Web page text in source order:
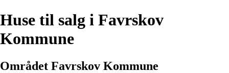
Huse til salg i Favrskov
Kommune
Området Favrskov Kommune